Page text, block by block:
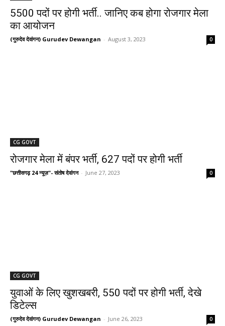
5500 पदों पर होगी भर्ती.. जानिए कब होगा रोजगार मेला
का आयोजन
(गुरुदेव देवांगन) Gurudev Dewangan - August 3, 2023 0
CG GOVT
रोजगार मेला में बंपर भर्ती, 627 पदों पर होगी भर्ती
"छत्तीसगढ़ 24 न्यूज़"- संतोष देवांगन - June 27, 2023 0
CG GOVT
युवाओं के लिए खुशखबरी, 550 पदों पर होगी भर्ती, देखे
डिटेल्स
(गुरुदेव देवांगन) Gurudev Dewangan - June 26, 2023 0